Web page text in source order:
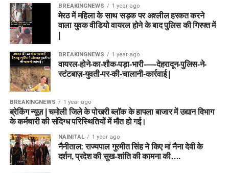
Ryan Rickelton
Usman Tariq
Top Fantasy Picks
Mitchell Marsh
Ryan Rickelton
Wicketkeeper
Joe Clarke
Wicketkeeper/Batter
Usman Tariq
Bowler
मुकाबलेखेले गए हैं:
Sunrisers Leeds Women (SUL-W) जीत:
Birmingham Phoenix Women (BPH-W) जीत:
कोई परिणाम नहीं (No Result):0
हेड-टू-हेड आंकड़ों में सनराइजर्स लीड्स का पलड़ा थोड़ा भारी नजर आता
है।
Top Picks for Dream11 Team
(फैंटेसी टीम के लिए टॉप पिक्स)
एक। आयरलैंड के बल्लेबाजों को इनकी गेंदों को पढ़ने में अक्सर
दिक्कत आती है। इसके अलावा, निचले क्रम में ताबड़तोड़
हैरी टेक्टर (IRE):आयरलैंड के मध्यक्रम के सबसे मजबूत
बल्लेबाज। वनडे प्रारूप में इनका औसत और स्ट्राइक रेट
बेहतरीन रहता है।
खिलाड़ी आपको बैटिंग और नई गेंद से बॉलिंग दोनों विभागों में भरपूर
फैंटेसी पॉइंट्स दिला सकता है।
कर्टिस कैंपर (IRE): आयरलैंड के ऑलराउंडर जो अपनी सीम
बॉलिंग से विकेट निकालते हैं और दबाव की स्थिति में रन बनाना
अच्छी तरह जानते हैं।
BREAKINGNEWS 1 year ago
मेरठ में महिला के साथ सड़क पर अश्लील हरकत करने
वाला युवक वीडियो वायरल होने के बाद पुलिस की गिरफ्त में
BREAKINGNEWS 1 year ago
वायरल-होने-का-शौक-पड़ा-भारी-—-देहरादून-पुलिस-ने-
स्टंटबाज़-युवती-पर-की-चालानी-कार्रवाई |
BREAKINGNEWS 1 year ago
ब्रेकिंग न्यूज़ | चमोली जिले के पोखरी ब्लॉक के हापला बाजार में उद्यान विभाग
के कर्मचारी की संदिग्ध परिस्थितियों में मौत हो गई।
NAINITAL 1 year ago
नैनीताल: राज्यपाल गुरमीत सिंह ने किए मां नैना देवी के
दर्शन, प्रदेश की सुख-शांति की कामना की….